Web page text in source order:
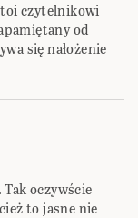
czytelnikowi
od
się nałożenie
oczywście
to jasne nie